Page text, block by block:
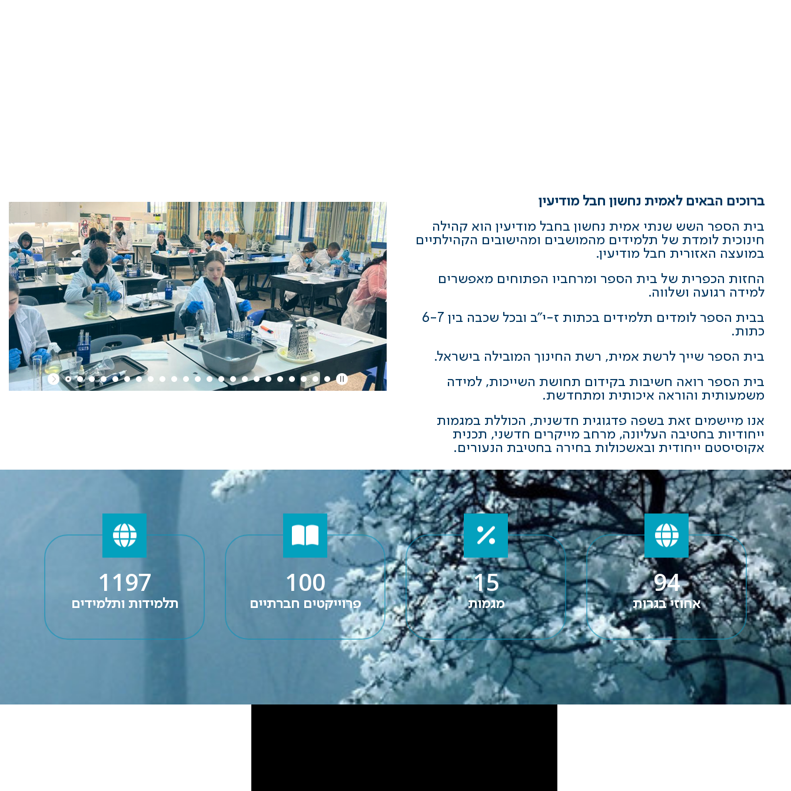
ברוכים הבאים לאמית נחשון חבל מודיעין
בית הספר השש שנתי אמית נחשון בחבל מודיעין הוא קהילה
חינוכית לומדת של תלמידים מהמושבים ומהישובים הקהילתיים
במועצה האזורית חבל מודיעין.
החזות הכפרית של בית הספר ומרחביו הפתוחים מאפשרים
למידה רגועה ושלווה.
בבית הספר לומדים תלמידים בכתות ז-י"ב ובכל שכבה בין 6-7
כתות.
בית הספר שייך לרשת אמית, רשת החינוך המובילה בישראל.
בית הספר רואה חשיבות בקידום תחושת השייכות, למידה
משמעותית והוראה איכותית ומתחדשת.
אנו מיישמים זאת בשפה פדגוגית חדשנית, הכוללת במגמות
ייחודיות בחטיבה העליונה, מרחב מייקרים חדשני, תכנית
אקוסיסטם ייחודית ובאשכולות בחירה בחטיבת הנעורים.
באמית נחשון – פורצים את גבולות הדמיון!
94
אחוזי בגרות
15
מגמות
100
פרוייקטים חברתיים
1197
תלמידות ותלמידים